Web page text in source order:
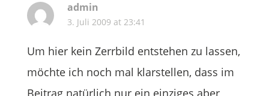
admin
3. Juli 2009 at 23:41
Um hier kein Zerrbild entstehen zu lassen,
möchte ich noch mal klarstellen, dass im
Beitrag natürlich nur ein einziges aber